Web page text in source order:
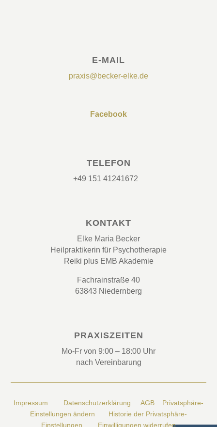
E-MAIL
praxis@becker-elke.de
Facebook
TELEFON
+49 151 41241672
KONTAKT
Elke Maria Becker
Heilpraktikerin für Psychotherapie
Reiki plus EMB Akademie
Fachrainstraße 40
63843 Niedernberg
PRAXISZEITEN
Mo-Fr von 9:00 – 18:00 Uhr
nach Vereinbarung
Impressum Datenschutzerklärung AGB
Privatsphäre-
Einstellungen ändern
Historie der Privatsphäre-
Einstellungen
Einwilligungen widerrufen